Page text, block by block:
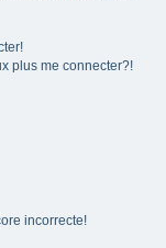
plus me connecter?!
incorrecte!